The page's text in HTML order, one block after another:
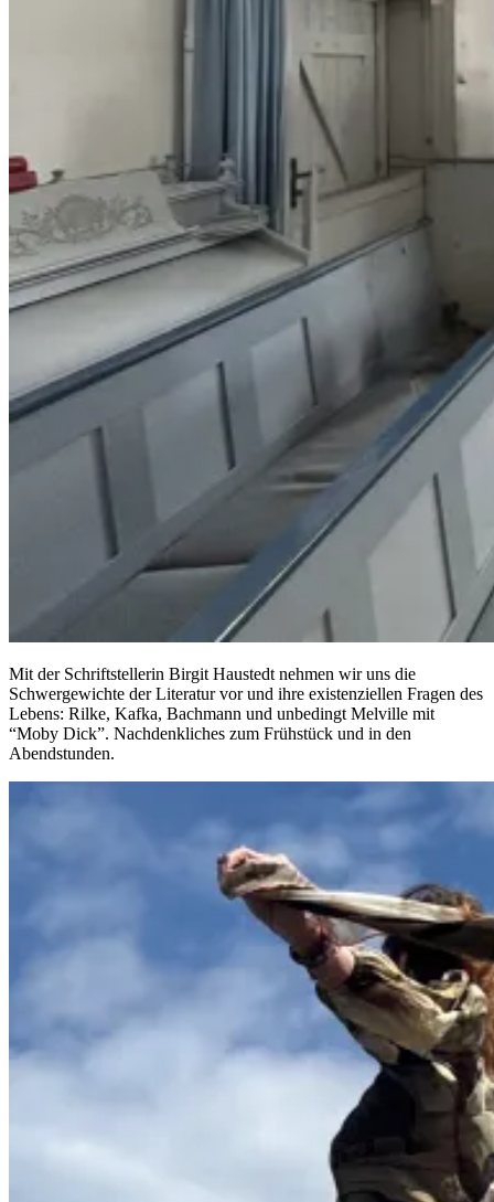
Mit der Schriftstellerin Birgit Haustedt nehmen wir uns die
Schwergewichte der Literatur vor und ihre existenziellen Fragen des
Lebens: Rilke, Kafka, Bachmann und unbedingt Melville mit
“Moby Dick”. Nachdenkliches zum Frühstück und in den
Abendstunden.